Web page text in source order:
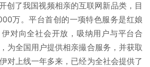
了我国视频相亲的互联网新品类，目
万。平台首创的一项特色服务是红娘
对向全社会开放，吸纳用户与平台合
为全国用户提供相亲撮合服务，并获取
对上线一年多来，已经为全社会提供了